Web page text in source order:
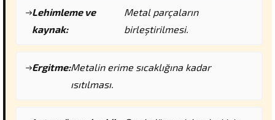
Lehimleme ve
kaynak:
Metal parçaların
birleştirilmesi.
Ergitme:Metalin erime sıcaklığına kadar
ısıtılması.